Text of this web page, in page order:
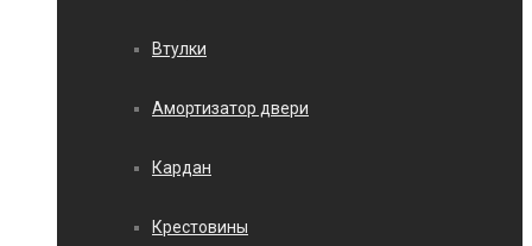
Втулки
Амортизатор двери
Кардан
Крестовины